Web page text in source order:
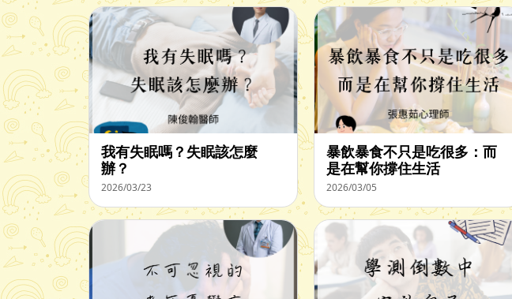
我有失眠嗎？失眠該怎麼
辦？
2026/03/23
暴飲暴食不只是吃很多：而
是在幫你撐住生活
2026/03/05